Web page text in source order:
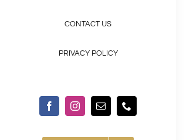
CONTACT US
PRIVACY POLICY